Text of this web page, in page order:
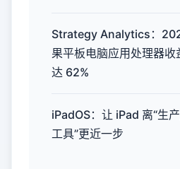
Strategy Analytics：
果平板电脑应用处理器收
达 62%
iPadOS：让 iPad 离“生
工具”更近一步